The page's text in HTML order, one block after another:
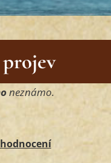
neznámo.